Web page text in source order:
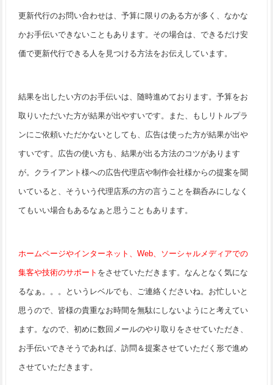
更新代行のお問い合わせは、予算に限りのある方が多く、なかな
かお手伝いできないこともあります。その場合は、できるだけ安
価で更新代行できる人を見つける方法をお伝えしています。
結果を出したい方のお手伝いは、随時進めております。予算をお
取りいただいた方が結果が出やすいです。また、もしリトルプラ
ンにご依頼いただかないとしても、広告は使った方が結果が出や
すいです。広告の使い方も、結果が出る方法のコツがあります
が。クライアント様への広告代理店や制作会社様からの提案を聞
いていると、そういう代理店系の方の言うことを鵜呑みにしなく
てもいい場合もあるなぁと思うこともあります。
ホームページやインターネット、Web、ソーシャルメディアでの
集客や技術のサポート をさせていただきます。なんとなく気にな
るなぁ。。。というレベルでも、ご連絡くださいね。お忙しいと
思うので、皆様の貴重なお時間を無駄にしないようにと考えてい
ます。なので、初めに数回メールのやり取りをさせていただき、
お手伝いできそうであれば、訪問＆提案させていただく形で進め
させていただきます。